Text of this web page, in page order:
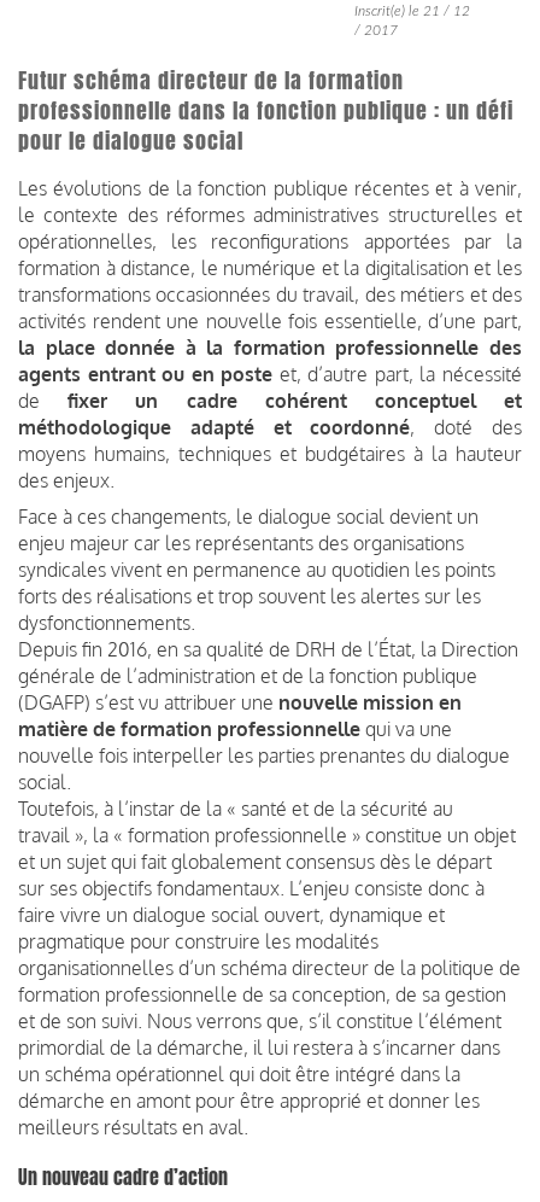
Inscrit(e) le 21 / 12
/ 2017
Futur schéma directeur de la formation
professionnelle dans la fonction publique : un défi
pour le dialogue social
Les évolutions de la fonction publique récentes et à venir,
le contexte des réformes administratives structurelles et
opérationnelles, les reconfigurations apportées par la
formation à distance, le numérique et la digitalisation et les
transformations occasionnées du travail, des métiers et des
activités rendent une nouvelle fois essentielle, d’une part,
la place donnée à la formation professionnelle des
agents entrant ou en poste et, d’autre part, la nécessité
defixer un cadre cohérent conceptuel et
méthodologique adapté et coordonné, doté des
moyens humains, techniques et budgétaires à la hauteur
des enjeux.
Face à ces changements, le dialogue social devient un
enjeu majeur car les représentants des organisations
syndicales vivent en permanence au quotidien les points
forts des réalisations et trop souvent les alertes sur les
dysfonctionnements.
Depuis fin 2016, en sa qualité de DRH de l’État, la Direction
générale de l’administration et de la fonction publique
(DGAFP) s’est vu attribuer une nouvelle mission en
matière de formation professionnelle qui va une
nouvelle fois interpeller les parties prenantes du dialogue
social.
Toutefois, à l’instar de la « santé et de la sécurité au
travail », la « formation professionnelle » constitue un objet
et un sujet qui fait globalement consensus dès le départ
sur ses objectifs fondamentaux. L’enjeu consiste donc à
faire vivre un dialogue social ouvert, dynamique et
pragmatique pour construire les modalités
organisationnelles d’un schéma directeur de la politique de
formation professionnelle de sa conception, de sa gestion
et de son suivi. Nous verrons que, s’il constitue l’élément
primordial de la démarche, il lui restera à s’incarner dans
un schéma opérationnel qui doit être intégré dans la
démarche en amont pour être approprié et donner les
meilleurs résultats en aval.
Un nouveau cadre d’action